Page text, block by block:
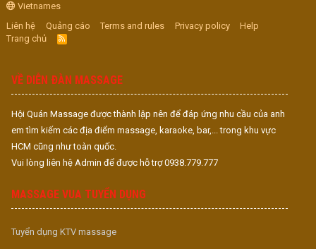
Vietnames
Liên hệ
Quảng cáo Terms and rules Privacy policy
Help
Trang chủ
R
S
VỀ DIỄN ĐÀN MASSAGE
Hội Quán Massage được thành lập nên để đáp ứng nhu cầu của anh
em tìm kiếm các địa điểm massage, karaoke, bar,... trong khu vực
HCM cũng như toàn quốc.
Vui lòng liên hệ Admin để được hỗ trợ 0938.779.777
MASSAGE VUA TUYỂN DỤNG
Tuyển dụng KTV massage